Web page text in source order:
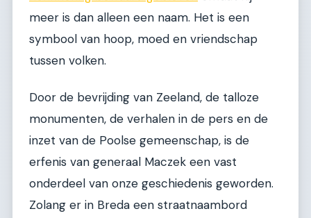
meer is dan alleen een naam. Het is een
symbool van hoop, moed en vriendschap
tussen volken.
Door de bevrijding van Zeeland, de talloze
monumenten, de verhalen in de pers en de
inzet van de Poolse gemeenschap, is de
erfenis van generaal Maczek een vast
onderdeel van onze geschiedenis geworden.
Zolang er in Breda een straatnaambord